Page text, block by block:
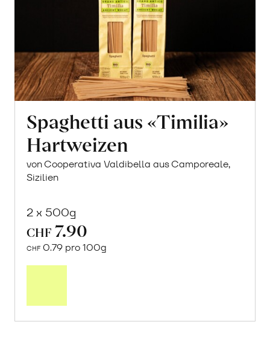
Spaghetti aus «Timilia»
Hartweizen
von Cooperativa Valdibella aus Camporeale,
Sizilien
2 x 500g
CHF 7.90
CHF 0.79 pro 100g